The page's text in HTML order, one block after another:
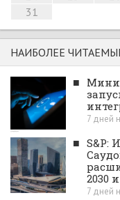
31
НАИБОЛЕЕ
■
7 дней
■ S&P:
2030
7 дней